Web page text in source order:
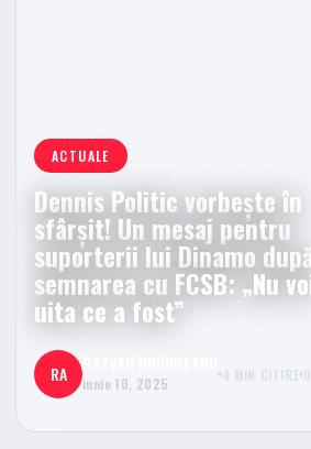
ACTUALE
Dennis Politic vorbește în
sfârșit! Un mesaj pentru
suporterii lui Dinamo după
semnarea cu FCSB: „Nu
uita ce a fost”
RA iunie 10, 2025 4 MIN CITIRE